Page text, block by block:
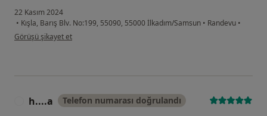
22 Kasım 2024
• Kışla, Barış Blv. No:199, 55090, 55000 İlkadım/Samsun • Randevu •
kullanıcının görüşüne göre k....a
Görüşü şikayet et
h....a Telefon numarası doğrulandı